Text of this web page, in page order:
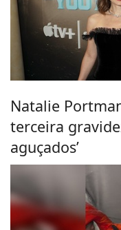
Natalie
terceira
aguçados’